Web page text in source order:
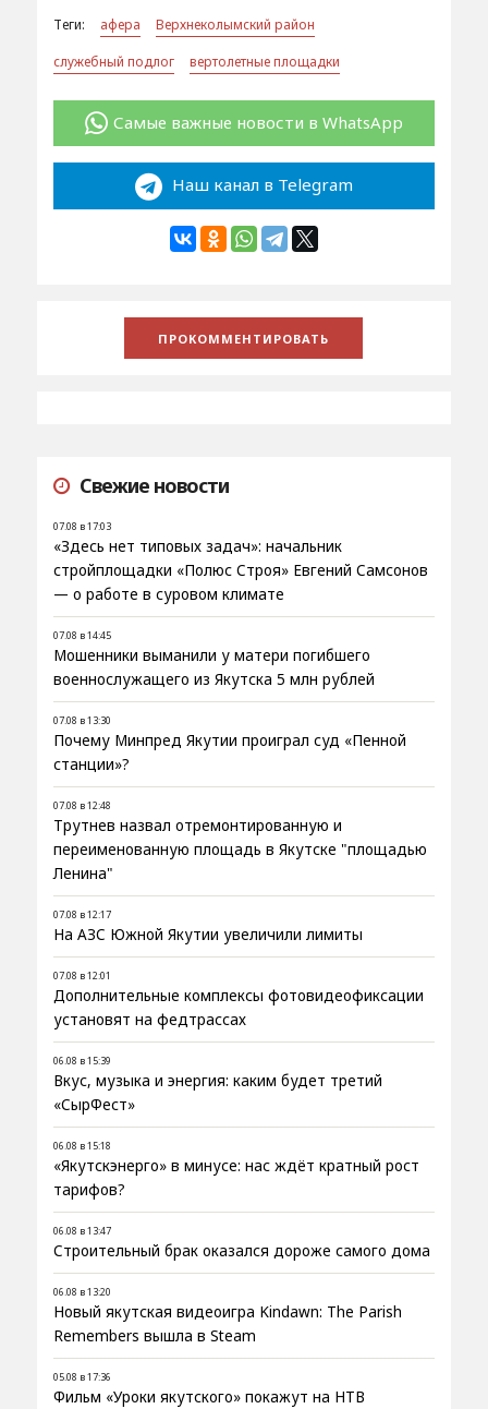
Теги: афера
Верхнеколымский район
служебный подлог
вертолетные площадки
Самые важные новости в WhatsApp
Наш канал в Telegram
Свежие новости
07.08 в 17:03
«Здесь нет типовых задач»: начальник
стройплощадки «Полюс Строя» Евгений Самсонов
— о работе в суровом климате
07.08 в 14:45
Мошенники выманили у матери погибшего
военнослужащего из Якутска 5 млн рублей
07.08 в 13:30
Почему Минпред Якутии проиграл суд «Пенной
станции»?
07.08 в 12:48
Трутнев назвал отремонтированную и
переименованную площадь в Якутске "площадью
Ленина"
07.08 в 12:17
На АЗС Южной Якутии увеличили лимиты
07.08 в 12:01
Дополнительные комплексы фотовидеофиксации
установят на федтрассах
06.08 в 15:39
Вкус, музыка и энергия: каким будет третий
«СырФест»
06.08 в 15:18
«Якутскэнерго» в минусе: нас ждёт кратный рост
тарифов?
06.08 в 13:47
Строительный брак оказался дороже самого дома
06.08 в 13:20
Новый якутская видеоигра Kindawn: The Parish
Remembers вышла в Steam
05.08 в 17:36
Фильм «Уроки якутского» покажут на НТВ